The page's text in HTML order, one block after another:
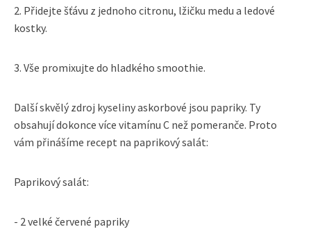
2. Přidejte šťávu z jednoho citronu, lžičku medu a ledové
kostky.
3. Vše promixujte do hladkého smoothie.
Další skvělý zdroj kyseliny askorbové jsou papriky. Ty
obsahují dokonce více vitamínu C než pomeranče. Proto
vám přinášíme recept na paprikový salát:
Paprikový salát:
- 2 velké červené papriky